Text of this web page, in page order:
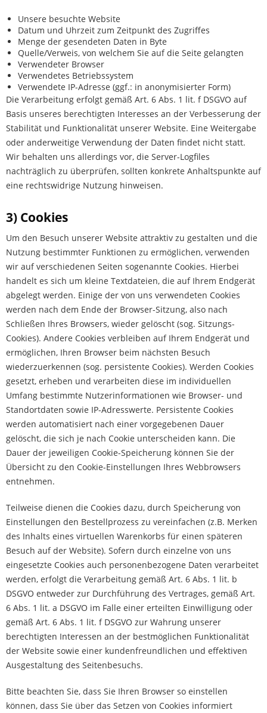
Unsere besuchte Website
Datum und Uhrzeit zum Zeitpunkt des Zugriffes
Menge der gesendeten Daten in Byte
Quelle/Verweis, von welchem Sie auf die Seite gelangten
Verwendeter Browser
Verwendetes Betriebssystem
Verwendete IP-Adresse (ggf.: in anonymisierter Form)
Die Verarbeitung erfolgt gemäß Art. 6 Abs. 1 lit. f DSGVO auf
Basis unseres berechtigten Interesses an der Verbesserung der
Stabilität und Funktionalität unserer Website. Eine Weitergabe
oder anderweitige Verwendung der Daten findet nicht statt.
Wir behalten uns allerdings vor, die Server-Logfiles
nachträglich zu überprüfen, sollten konkrete Anhaltspunkte auf
eine rechtswidrige Nutzung hinweisen.
3) Cookies
Um den Besuch unserer Website attraktiv zu gestalten und die
Nutzung bestimmter Funktionen zu ermöglichen, verwenden
wir auf verschiedenen Seiten sogenannte Cookies. Hierbei
handelt es sich um kleine Textdateien, die auf Ihrem Endgerät
abgelegt werden. Einige der von uns verwendeten Cookies
werden nach dem Ende der Browser-Sitzung, also nach
Schließen Ihres Browsers, wieder gelöscht (sog. Sitzungs-
Cookies). Andere Cookies verbleiben auf Ihrem Endgerät und
ermöglichen, Ihren Browser beim nächsten Besuch
wiederzuerkennen (sog. persistente Cookies). Werden Cookies
gesetzt, erheben und verarbeiten diese im individuellen
Umfang bestimmte Nutzerinformationen wie Browser- und
Standortdaten sowie IP-Adresswerte. Persistente Cookies
werden automatisiert nach einer vorgegebenen Dauer
gelöscht, die sich je nach Cookie unterscheiden kann. Die
Dauer der jeweiligen Cookie-Speicherung können Sie der
Übersicht zu den Cookie-Einstellungen Ihres Webbrowsers
entnehmen.
Teilweise dienen die Cookies dazu, durch Speicherung von
Einstellungen den Bestellprozess zu vereinfachen (z.B. Merken
des Inhalts eines virtuellen Warenkorbs für einen späteren
Besuch auf der Website). Sofern durch einzelne von uns
eingesetzte Cookies auch personenbezogene Daten verarbeitet
werden, erfolgt die Verarbeitung gemäß Art. 6 Abs. 1 lit. b
DSGVO entweder zur Durchführung des Vertrages, gemäß Art.
6 Abs. 1 lit. a DSGVO im Falle einer erteilten Einwilligung oder
gemäß Art. 6 Abs. 1 lit. f DSGVO zur Wahrung unserer
berechtigten Interessen an der bestmöglichen Funktionalität
der Website sowie einer kundenfreundlichen und effektiven
Ausgestaltung des Seitenbesuchs.
Bitte beachten Sie, dass Sie Ihren Browser so einstellen
können, dass Sie über das Setzen von Cookies informiert